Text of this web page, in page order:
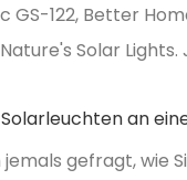
GS-122, Better
Solar Lights.
an
jemals gefragt, wie